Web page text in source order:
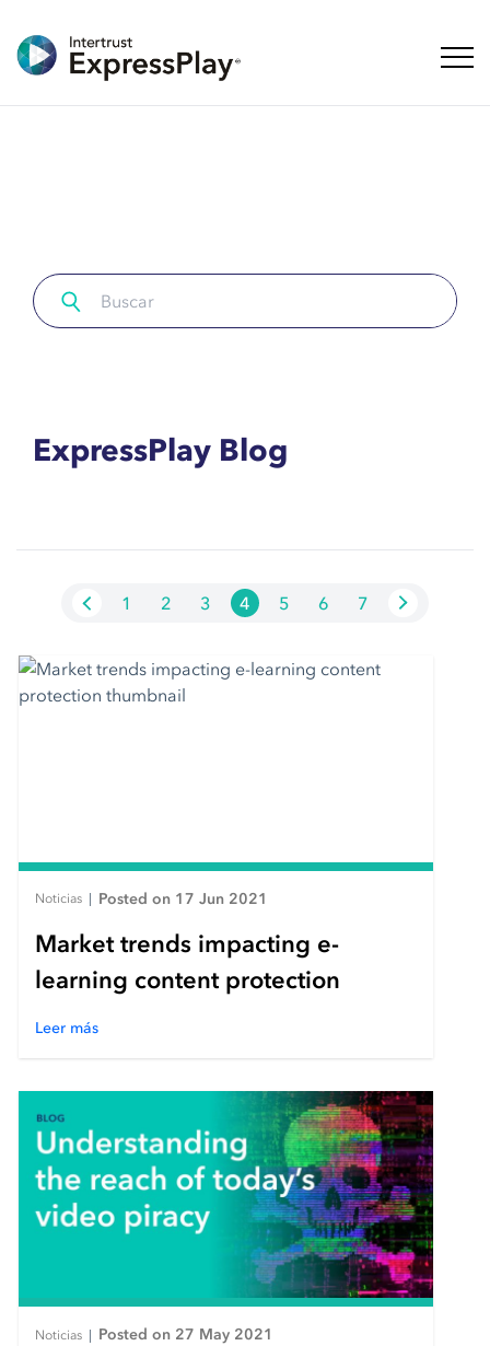
ExpressPlay Blog
1 2 3 4 5 6 7
Noticias Posted on 17 Jun 2021
Market trends impacting e-
learning content protection
Leer más
Noticias | Posted on 27 May 2021